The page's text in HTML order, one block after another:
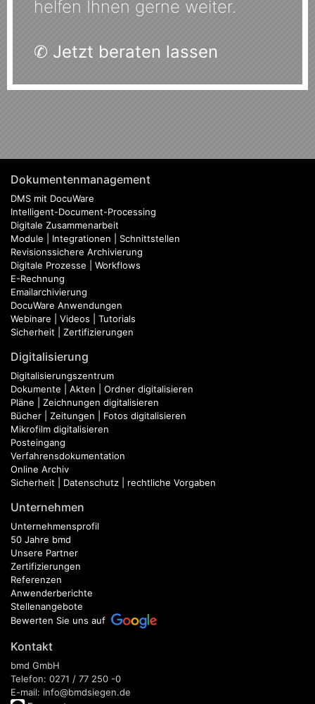
helfen Ihnen gerne weiter.
✆ Jetzt beraten lassen
Dokumentenmanagement
DMS mit DocuWare
Intelligent-Document-Processing
Digitale Zusammenarbeit
Module | Integrationen | Schnittstellen
Revisionssichere Archivierung
Digitale Prozesse | Workflows
E-Rechnung
Emailarchivierung
DocuWare Anwendungen
Webinare | Videos | Tutorials
Sicherheit | Zertifizierungen
Digitalisierung
Digitalisierungszentrum
Dokumente | Akten | Ordner digitalisieren
Pläne | Zeichnungen digitalisieren
Bücher | Zeitungen | Fotos digitalisieren
Mikrofilm digitalisieren
Posteingang
Verfahrensdokumentation
Online Archiv
Sicherheit | Datenschutz | rechtliche Vorgaben
Unternehmen
Unternehmensprofil
50 Jahre bmd
Unsere Partner
Zertifizierungen
Referenzen
Anwenderberichte
Stellenangebote
Bewerten Sie uns auf
Kontakt
bmd GmbH
Telefon: 0271 / 77 250 -0
E-mail: info@bmdsiegen.de